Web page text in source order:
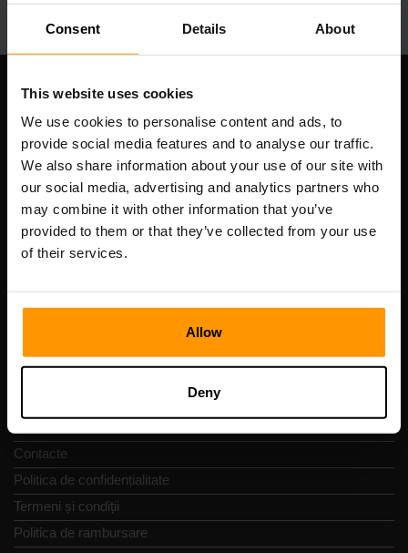
Consent Details About
This website uses cookies
We use cookies to personalise content and ads, to
provide social media features and to analyse our traffic.
We also share information about your use of our site with
our social media, advertising and analytics partners who
may combine it with other information that you’ve
provided to them or that they’ve collected from your use
of their services.
Allow
Deny
Compania noastră
Scalable Hosting Solutions OÜ
Cod de înregistrare: 14652605
cod fiscal: EE102133820
Adresă: Harju maakond, Tallinn, Kesklinna linnaosa,
Contacte
Politica de confidențialitate
Termeni și condiții
Politica de rambursare